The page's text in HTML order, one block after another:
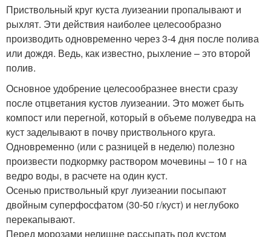
Приствольный круг куста луизеании пропалывают и
рыхлят. Эти действия наиболее целесообразно
производить одновременно через 3-4 дня после полива
или дождя. Ведь, как известно, рыхление – это второй
полив.
Основное удобрение целесообразнее внести сразу
после отцветания кустов луизеании. Это может быть
компост или перегной, который в объеме полуведра на
куст заделывают в почву приствольного круга.
Одновременно (или с разницей в неделю) полезно
произвести подкормку раствором мочевины – 10 г на
ведро воды, в расчете на один куст.
Осенью приствольный круг луизеании посыпают
двойным суперфосфатом (30-50 г/куст) и неглубоко
перекапывают.
Перед морозами нелишне рассыпать под кустом